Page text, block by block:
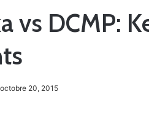
vs DCMP:
octobre 20, 2015